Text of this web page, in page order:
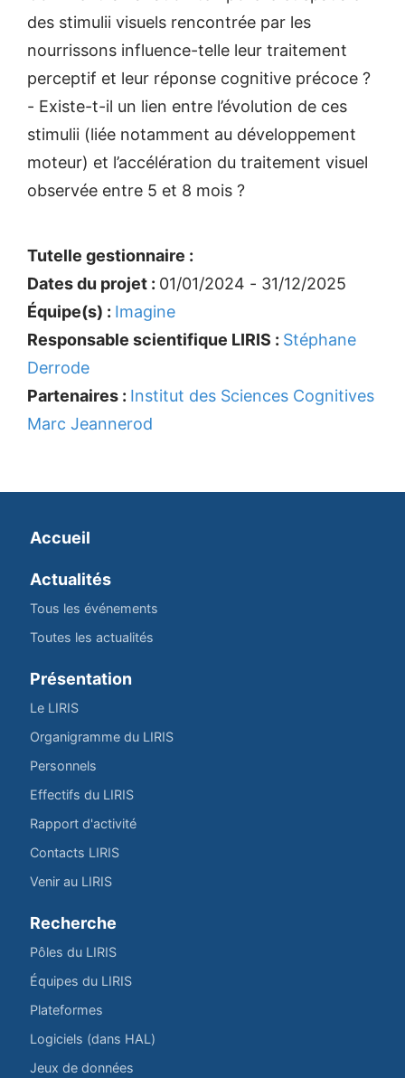
des stimulii visuels rencontrée par les
nourrissons influence-telle leur traitement
perceptif et leur réponse cognitive précoce ?
- Existe-t-il un lien entre l’évolution de ces
stimulii (liée notamment au développement
moteur) et l’accélération du traitement visuel
observée entre 5 et 8 mois ?
Tutelle gestionnaire :
Dates du projet : 01/01/2024 - 31/12/2025
Équipe(s) : Imagine
Responsable scientifique LIRIS : Stéphane
Derrode
Partenaires : Institut des Sciences Cognitives
Marc Jeannerod
Accueil
Actualités
Tous les événements
Toutes les actualités
Présentation
Le LIRIS
Organigramme du LIRIS
Personnels
Effectifs du LIRIS
Rapport d'activité
Contacts LIRIS
Venir au LIRIS
Recherche
Pôles du LIRIS
Équipes du LIRIS
Plateformes
Logiciels (dans HAL)
Jeux de données